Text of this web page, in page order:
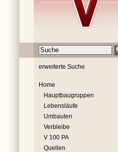
erweiterte Suche
Home
Hauptbaugruppen
Lebensläufe
Umbauten
Verbleibe
V 100 PA
Quellen